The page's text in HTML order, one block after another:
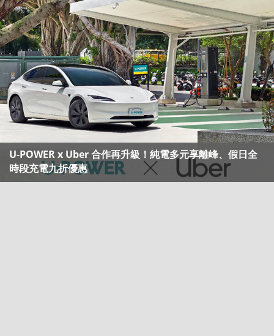
U-POWER x Uber 合作再升級！純電多元享離峰、假日全
時段充電九折優惠